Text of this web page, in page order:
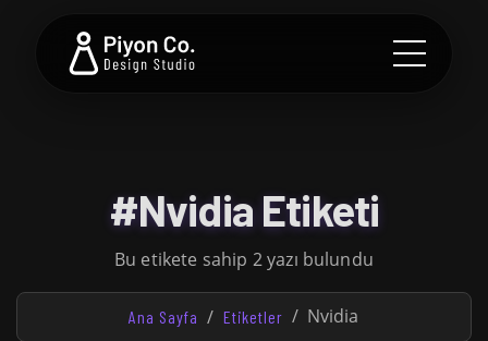
#Nvidia Etiketi
Bu etikete sahip 2 yazı bulundu
Ana Sayfa Etiketler Nvidia